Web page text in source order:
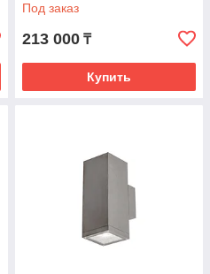
Под заказ
213 000 ₸
Купить